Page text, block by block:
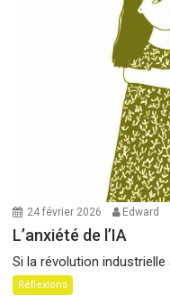
24 février 2026 Edward
L’anxiété de l’IA
Si la révolution industrielle
Réflexions